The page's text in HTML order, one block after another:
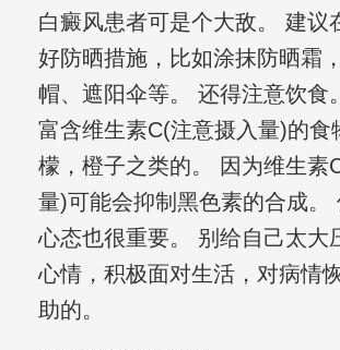
白癜风患者可是个大敌。 建议
好防晒措施，比如涂抹防晒霜
帽、遮阳伞等。 还得注意饮食
富含维生素C(注意摄入量)的食
檬，橙子之类的。 因为维生素
量)可能会抑制黑色素的合成。
心态也很重要。 别给自己太大
心情，积极面对生活，对病情
助的。